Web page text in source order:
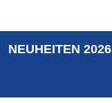
NEUHEITEN 2026